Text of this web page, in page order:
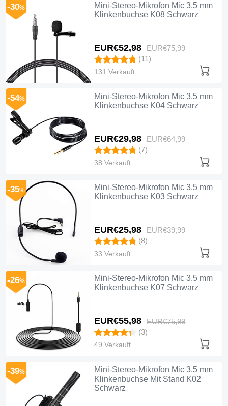
Mini-Stereo-Mikrofon Mic 3.5 mm
Klinkenbuchse K08 Schwarz
EUR€52,98 EUR€75,99
-30%
(11)
131 Verkauft
Mini-Stereo-Mikrofon Mic 3.5 mm
Klinkenbuchse K04 Schwarz
EUR€29,98 EUR€64,99
-54%
(7)
38 Verkauft
Mini-Stereo-Mikrofon Mic 3.5 mm
Klinkenbuchse K03 Schwarz
EUR€25,98 EUR€39,99
-35%
(8)
33 Verkauft
Mini-Stereo-Mikrofon Mic 3.5 mm
Klinkenbuchse K07 Schwarz
EUR€55,98 EUR€75,99
-26%
(3)
49 Verkauft
Mini-Stereo-Mikrofon Mic 3.5 mm
Klinkenbuchse Mit Stand K02
Schwarz
-39%